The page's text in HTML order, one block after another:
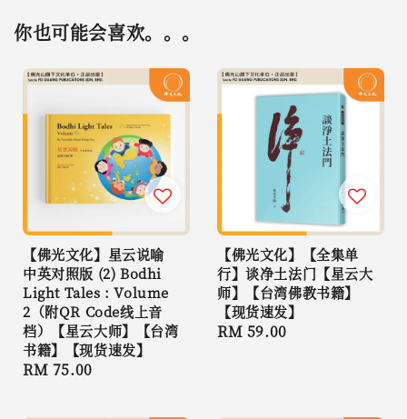
你也可能会喜欢。。。
【佛光文化】星云说喻
中英对照版 (2) Bodhi
Light Tales : Volume
2（附QR Code线上音
档）【星云大师】【台湾
书籍】【现货速发】
Regular
RM 75.00
【佛光文化】【全集单
行】谈净土法门【星云大
师】【台湾佛教书籍】
【现货速发】
Regular
RM 59.00